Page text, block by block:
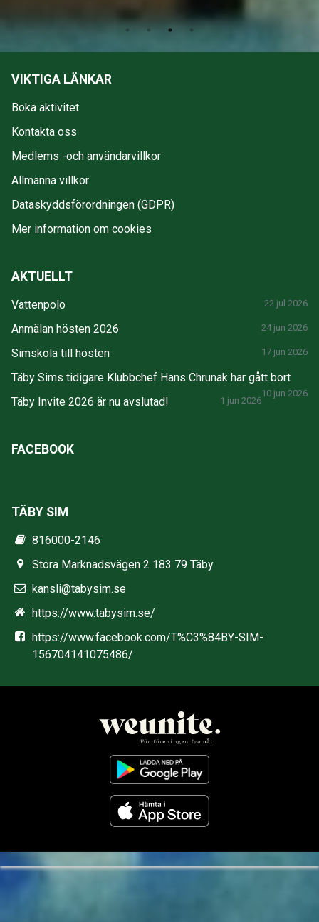
VIKTIGA LÄNKAR
Boka aktivitet
Kontakta oss
Medlems -och användarvillkor
Allmänna villkor
Dataskyddsförordningen (GDPR)
Mer information om cookies
AKTUELLT
Vattenpolo 22 jul 2026
Anmälan hösten 2026 24 jun 2026
Simskola till hösten 17 jun 2026
Täby Sims tidigare Klubbchef Hans Chrunak har gått bort
10 jun 2026
Täby Invite 2026 är nu avslutad! 1 jun 2026
FACEBOOK
TÄBY SIM
816000-2146
Stora Marknadsvägen 2 183 79 Täby
kansli@tabysim.se
https://www.tabysim.se/
https://www.facebook.com/T%C3%84BY-SIM-
156704141075486/